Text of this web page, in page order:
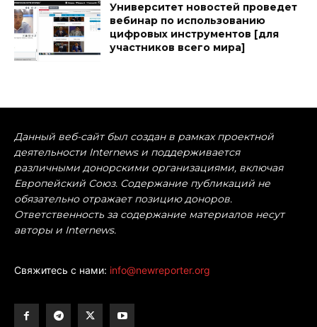
Университет новостей проведет
вебинар по использованию
цифровых инструментов [для
участников всего мира]
Данный веб-сайт был создан в рамках проектной
деятельности Internews и поддерживается
различными донорскими организациями, включая
Европейский Союз. Содержание публикаций не
обязательно отражает позицию доноров.
Ответственность за содержание материалов несут
авторы и Internews.
Свяжитесь с нами: info@newreporter.org